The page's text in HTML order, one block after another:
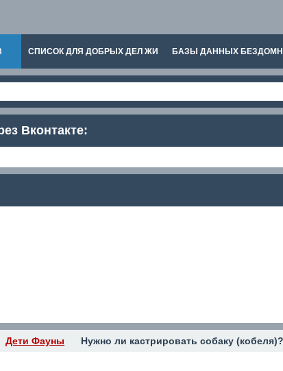
СПИСОК ДЛЯ ДОБРЫХ ДЕЛ ЖИ БАЗЫ ДАННЫХ
Вконтакте:
Дети Фауны Нужно ли кастрировать собаку (кобеля)?